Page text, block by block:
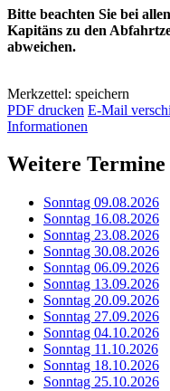
Bitte beachten Sie bei
Kapitäns zu den
abweichen.
Merkzettel: speichern
PDF drucken E-Mail
Informationen
Weitere Termine
Sonntag 09.08.2026
Sonntag 16.08.2026
Sonntag 23.08.2026
Sonntag 30.08.2026
Sonntag 06.09.2026
Sonntag 13.09.2026
Sonntag 20.09.2026
Sonntag 27.09.2026
Sonntag 04.10.2026
Sonntag 11.10.2026
Sonntag 18.10.2026
Sonntag 25.10.2026